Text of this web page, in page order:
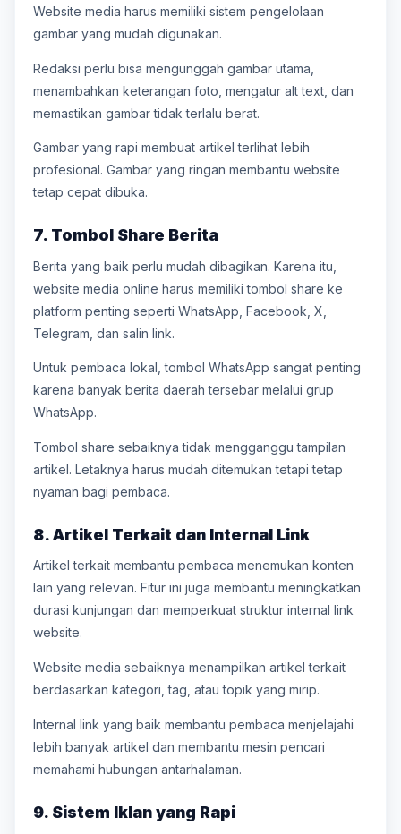
Website media harus memiliki sistem pengelolaan
gambar yang mudah digunakan.
Redaksi perlu bisa mengunggah gambar utama,
menambahkan keterangan foto, mengatur alt text, dan
memastikan gambar tidak terlalu berat.
Gambar yang rapi membuat artikel terlihat lebih
profesional. Gambar yang ringan membantu website
tetap cepat dibuka.
7. Tombol Share Berita
Berita yang baik perlu mudah dibagikan. Karena itu,
website media online harus memiliki tombol share ke
platform penting seperti WhatsApp, Facebook, X,
Telegram, dan salin link.
Untuk pembaca lokal, tombol WhatsApp sangat penting
karena banyak berita daerah tersebar melalui grup
WhatsApp.
Tombol share sebaiknya tidak mengganggu tampilan
artikel. Letaknya harus mudah ditemukan tetapi tetap
nyaman bagi pembaca.
8. Artikel Terkait dan Internal Link
Artikel terkait membantu pembaca menemukan konten
lain yang relevan. Fitur ini juga membantu meningkatkan
durasi kunjungan dan memperkuat struktur internal link
website.
Website media sebaiknya menampilkan artikel terkait
berdasarkan kategori, tag, atau topik yang mirip.
Internal link yang baik membantu pembaca menjelajahi
lebih banyak artikel dan membantu mesin pencari
memahami hubungan antarhalaman.
9. Sistem Iklan yang Rapi